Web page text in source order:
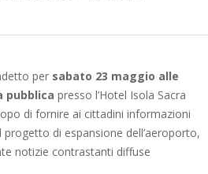
per sabato 23 maggio alle
pubblica presso l’Hotel Isola Sacra
di fornire ai cittadini informazioni
di espansione dell’aeroporto,
notizie contrastanti diffuse